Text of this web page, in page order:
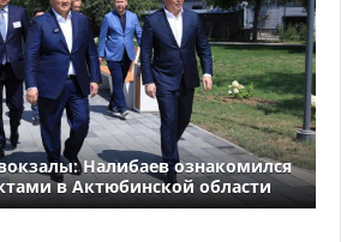
Налибаев ознакомился
в Актюбинской области